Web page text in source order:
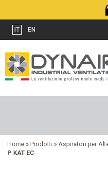
IT EN
Home » Prodotti » Aspiratori per
P KAT EC